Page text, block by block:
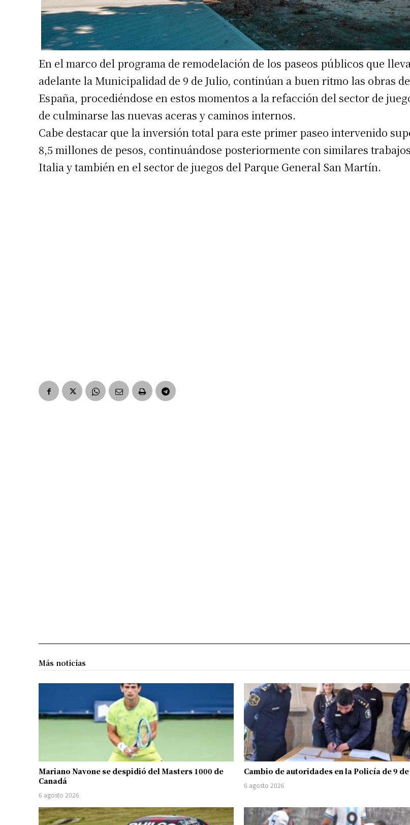
Suscribirme gratis
Dirección de correo electrónico*
Nombre
Apellidos
Número de teléfono
En el marco del programa de remodelación de los paseos públicos que
adelante la Municipalidad de 9 de Julio, continúan a buen ritmo las obras
España, procediéndose en estos momentos a la refacción del sector de
de culminarse las nuevas aceras y caminos internos.
Cabe destacar que la inversión total para este primer paseo intervenido
8,5 millones de pesos, continuándose posteriormente con similares
Italia y también en el sector de juegos del Parque General San Martín.
Más noticias
Mariano Navone se despidió del Masters 1000 de
Canadá
6 agosto 2026
Cambio de autoridades en la Policía de 9 de
6 agosto 2026